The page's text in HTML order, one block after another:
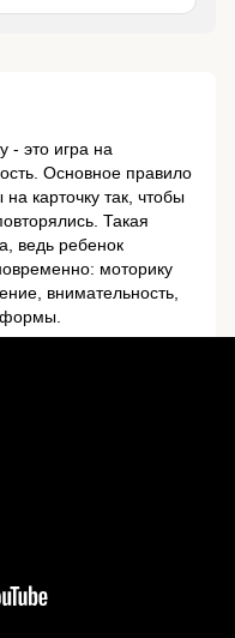
- это игра на
Основное правило
карточку так, чтобы
Такая
ведь ребенок
моторику
внимательность,
формы.